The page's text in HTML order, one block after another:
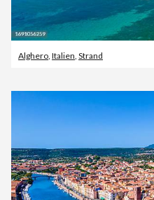
Alghero Italien Strand